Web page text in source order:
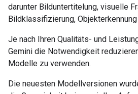
darunter Bilduntertitelung, visuelle
Bildklassifizierung,
Je nach Ihren Qualitäts- und
Gemini die Notwendigkeit
Modelle zu verwenden.
Die neuesten Modellversionen